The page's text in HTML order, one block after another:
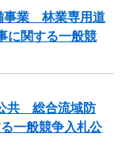
事業 林業専用道
に関する一般競
共 総合流域防
一般競争入札公